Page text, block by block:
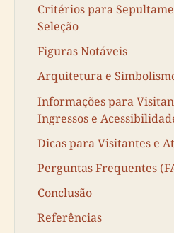
Critérios para
Seleção
Figuras Notáveis
Arquitetura e
Informações para
Ingressos e
Dicas para Visitantes e
Perguntas Frequentes
Conclusão
Referências